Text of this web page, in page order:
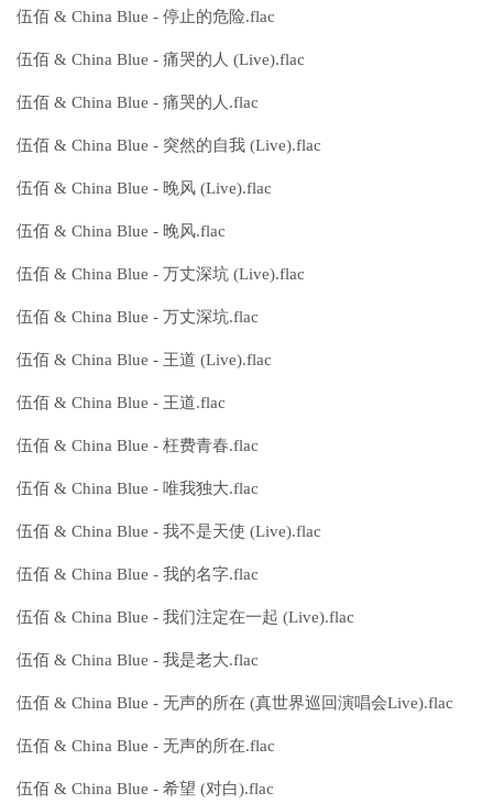
伍佰 & China Blue - 停止的危险.flac
伍佰 & China Blue - 痛哭的人 (Live).flac
伍佰 & China Blue - 痛哭的人.flac
伍佰 & China Blue - 突然的自我 (Live).flac
伍佰 & China Blue - 晚风 (Live).flac
伍佰 & China Blue - 晚风.flac
伍佰 & China Blue - 万丈深坑 (Live).flac
伍佰 & China Blue - 万丈深坑.flac
伍佰 & China Blue - 王道 (Live).flac
伍佰 & China Blue - 王道.flac
伍佰 & China Blue - 枉费青春.flac
伍佰 & China Blue - 唯我独大.flac
伍佰 & China Blue - 我不是天使 (Live).flac
伍佰 & China Blue - 我的名字.flac
伍佰 & China Blue - 我们注定在一起 (Live).flac
伍佰 & China Blue - 我是老大.flac
伍佰 & China Blue - 无声的所在 (真世界巡回演唱会Live).flac
伍佰 & China Blue - 无声的所在.flac
伍佰 & China Blue - 希望 (对白).flac